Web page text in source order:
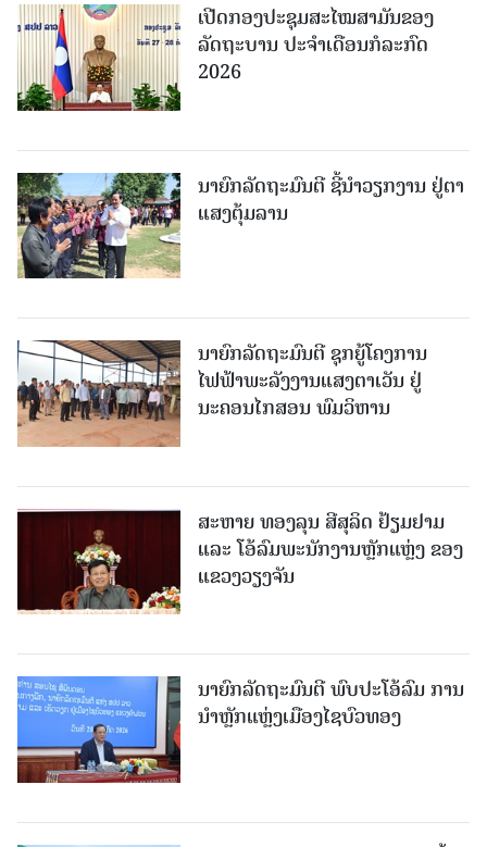
ເປີດກອງປະຊຸມສະໄໝສາມັນຂອງ
ລັດຖະບານ ປະຈໍາເດືອນກໍລະກົດ
2026
ນາຍົກລັດຖະມົນຕີ ຊີ້ນຳວຽກງານ ຢູ່ຕາ
ແສງຕຸ້ມລານ
ນາຍົກລັດຖະມົນຕີ ຊຸກຍູ້ໂຄງການ
ໄຟຟ້າພະລັງງານແສງຕາເວັນ ຢູ່
ນະຄອນໄກສອນ ພົມວິຫານ
ສະຫາຍ ທອງລຸນ ສີສຸລິດ ຢ້ຽມຢາມ
ແລະ ໂອ້ລົມພະນັກງານຫຼັກແຫຼ່ງ ຂອງ
ແຂວງວຽງຈັນ
ນາຍົກລັດຖະມົນຕີ ພົບປະໂອ້ລົມ ການ
ນຳຫຼັກແຫຼ່ງເມືອງໄຊບົວທອງ